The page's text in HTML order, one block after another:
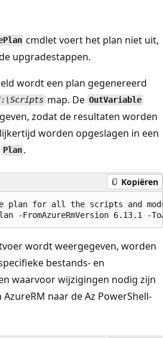
cmdlet voert het plan niet uit,
upgradestappen.
wordt een plan gegenereerd
map. De OutVariable
zodat de resultaten worden
worden opgeslagen in een
Plan .
Kopiëren
plan for all the scripts and
wordt weergegeven, worden
bestands- en
waarvoor wijzigingen nodig zijn
naar de Az PowerShell-